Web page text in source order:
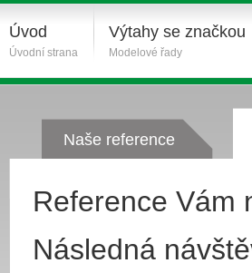
Úvod
Úvodní strana
Výtahy se značkou
Modelové řady
Naše reference
Reference
Následná